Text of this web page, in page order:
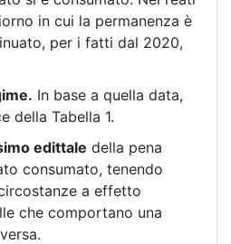
in cui la permanenza è
per i fatti dal 2020,
In base a quella data,
della Tabella 1.
edittale della pena
consumato, tenendo
a effetto
che comportano una